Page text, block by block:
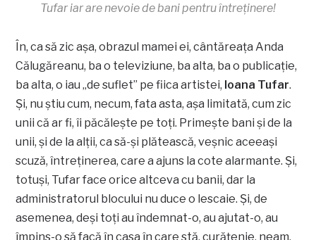
Tufar iar are nevoie de bani pentru întreţinere!
În, ca să zic aşa, obrazul mamei ei, cântăreaţa Anda
Călugăreanu, ba o televiziune, ba alta, ba o publicaţie,
ba alta, o iau „de suflet” pe fiica artistei, Ioana Tufar.
Şi, nu ştiu cum, necum, fata asta, aşa limitată, cum zic
unii că ar fi, îi păcăleşte pe toţi. Primeşte bani şi de la
unii, şi de la alţii, ca să-şi plătească, veşnic aceeaşi
scuză, întreţinerea, care a ajuns la cote alarmante. Şi,
totuşi, Tufar face orice altceva cu banii, dar la
administratorul blocului nu duce o lescaie. Şi, de
asemenea, deşi toţi au îndemnat-o, au ajutat-o, au
împins-o să facă în casa în care stă, curăţenie, neam,